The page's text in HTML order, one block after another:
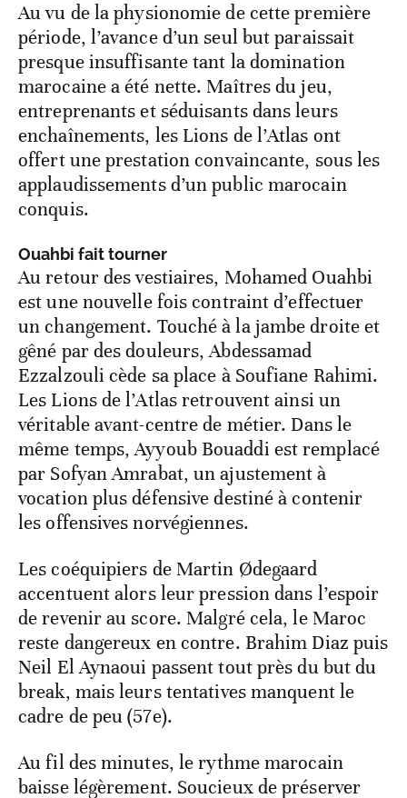
Au vu de la physionomie de cette première
période, l’avance d’un seul but paraissait
presque insuffisante tant la domination
marocaine a été nette. Maîtres du jeu,
entreprenants et séduisants dans leurs
enchaînements, les Lions de l’Atlas ont
offert une prestation convaincante, sous les
applaudissements d’un public marocain
conquis.
Ouahbi fait tourner
Au retour des vestiaires, Mohamed Ouahbi
est une nouvelle fois contraint d’effectuer
un changement. Touché à la jambe droite et
gêné par des douleurs, Abdessamad
Ezzalzouli cède sa place à Soufiane Rahimi.
Les Lions de l’Atlas retrouvent ainsi un
véritable avant-centre de métier. Dans le
même temps, Ayyoub Bouaddi est remplacé
par Sofyan Amrabat, un ajustement à
vocation plus défensive destiné à contenir
les offensives norvégiennes.
Les coéquipiers de Martin Ødegaard
accentuent alors leur pression dans l’espoir
de revenir au score. Malgré cela, le Maroc
reste dangereux en contre. Brahim Diaz puis
Neil El Aynaoui passent tout près du but du
break, mais leurs tentatives manquent le
cadre de peu (57e).
Au fil des minutes, le rythme marocain
baisse légèrement. Soucieux de préserver